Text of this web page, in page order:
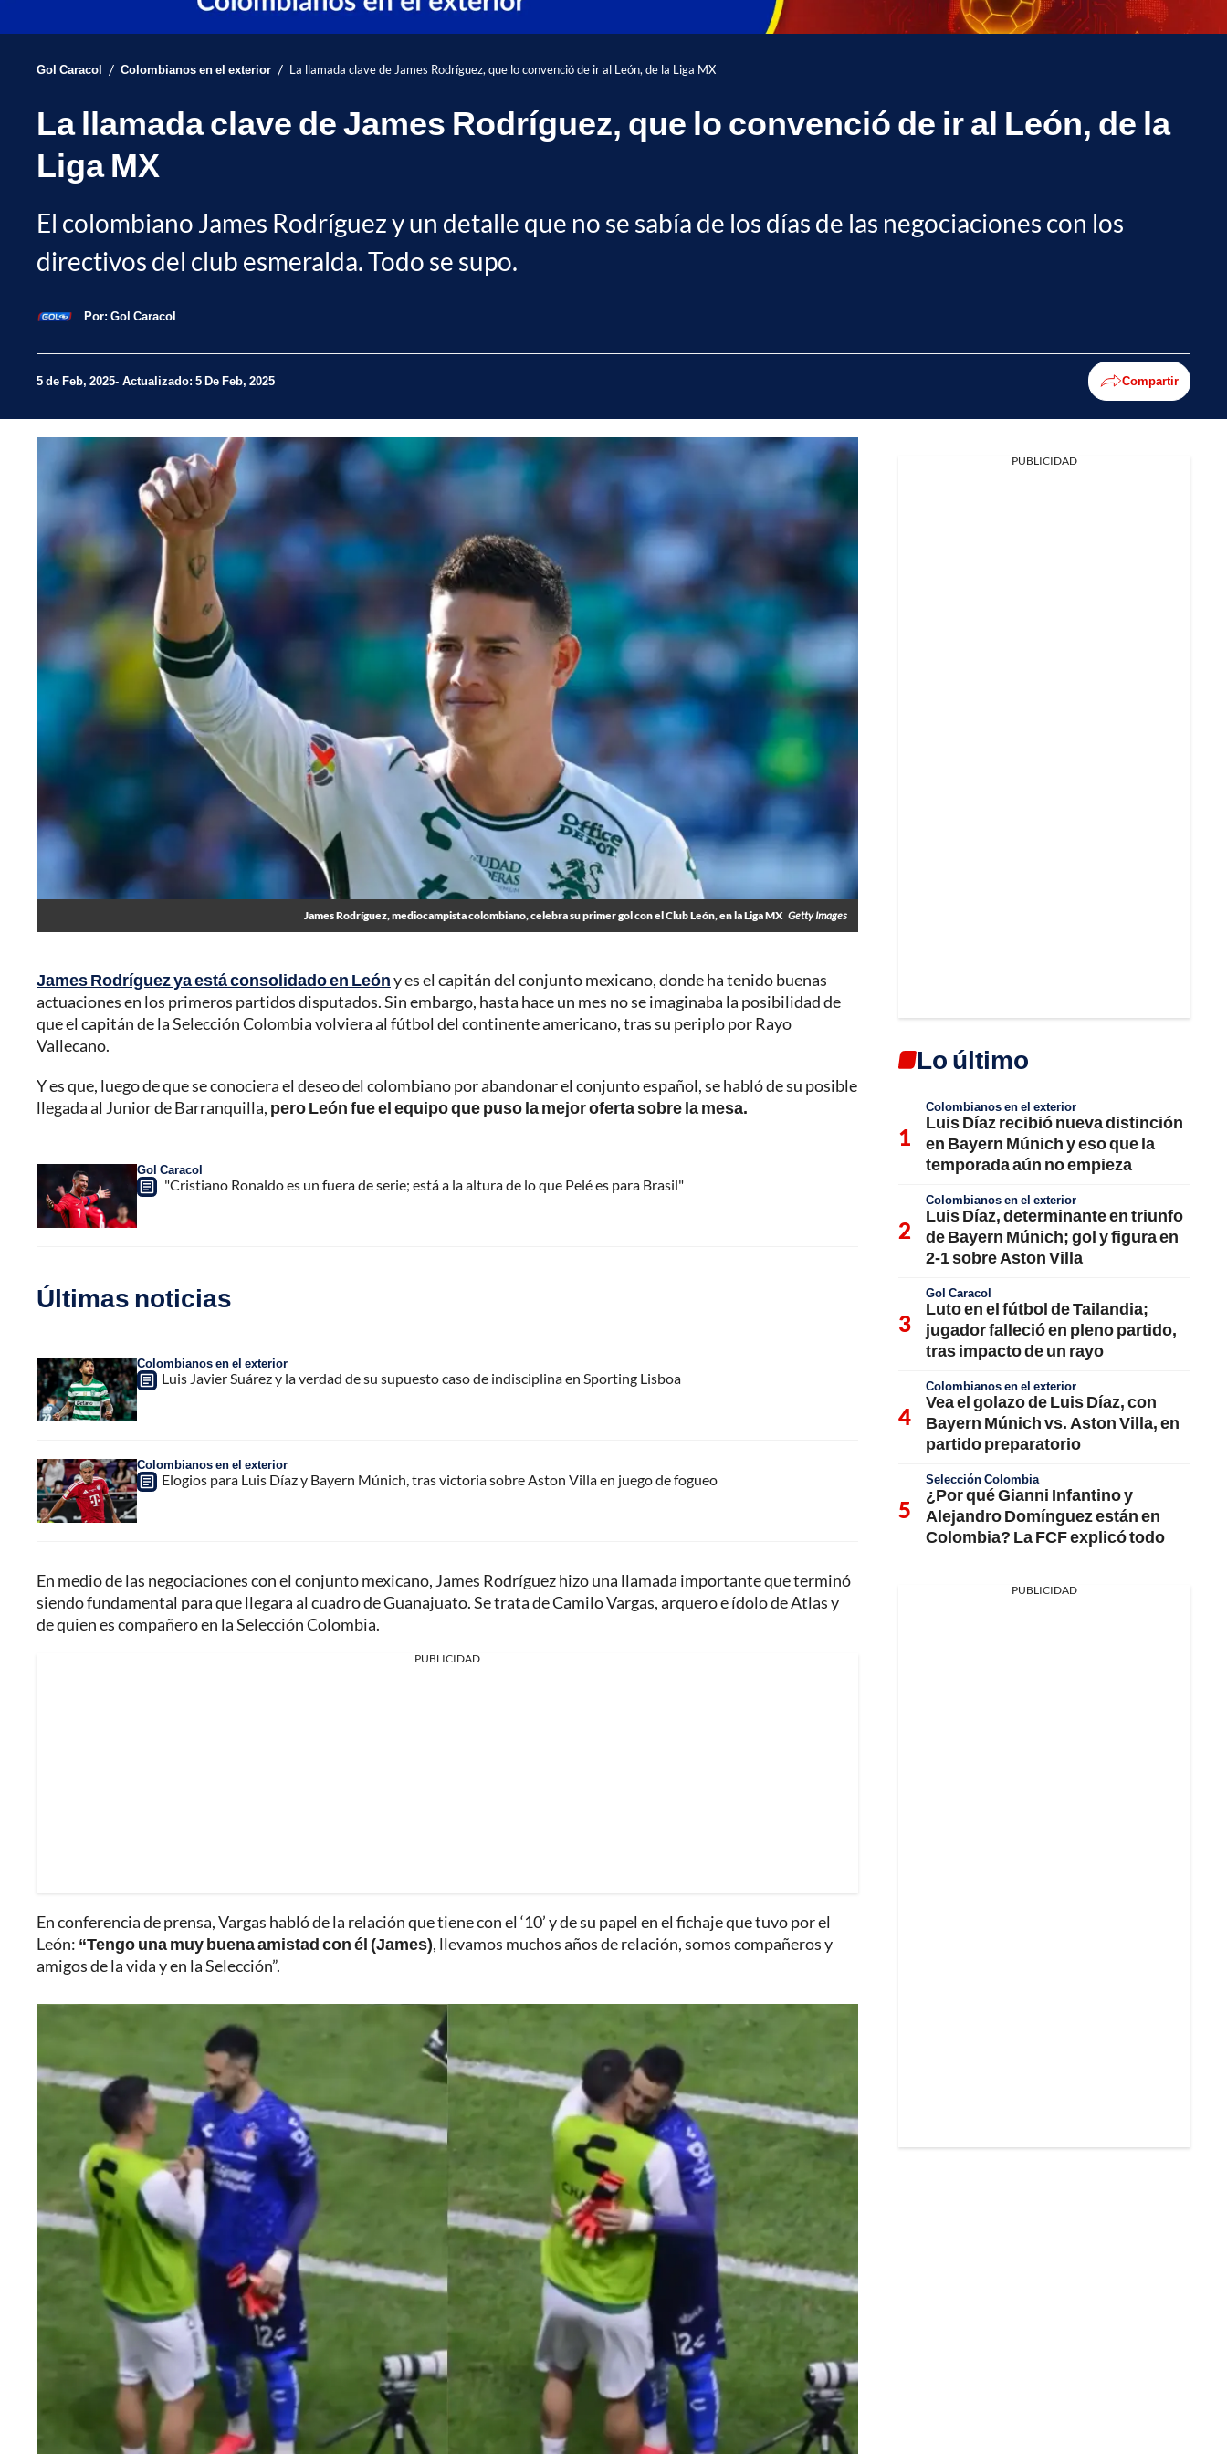
Gol Caracol / Colombianos en el exterior / La llamada clave de James Rodríguez, que lo convenció de ir al León, de la Liga MX
La llamada clave de James Rodríguez, que lo convenció de ir al León, de la
Liga MX
El colombiano James Rodríguez y un detalle que no se sabía de los días de las negociaciones con los
directivos del club esmeralda. Todo se supo.
Por: Gol Caracol
5 de Feb, 2025 Actualizado: 5 De Feb, 2025 Compartir
James Rodríguez, mediocampista colombiano, celebra su primer gol con el Club León, en la Liga MX Getty Images
James Rodríguez ya está consolidado en Leóny es el capitán del conjunto mexicano, donde ha tenido buenas
actuaciones en los primeros partidos disputados. Sin embargo, hasta hace un mes no se imaginaba la posibilidad de
que el capitán de la Selección Colombia volviera al fútbol del continente americano, tras su periplo por Rayo
Vallecano.
Y es que, luego de que se conociera el deseo del colombiano por abandonar el conjunto español, se habló de su posible
llegada al Junior de Barranquilla, pero León fue el equipo que puso la mejor oferta sobre la mesa.
Gol Caracol
"Cristiano Ronaldo es un fuera de serie; está a la altura de lo que Pelé es para Brasil"
Últimas noticias
Colombianos en el exterior
Luis Javier Suárez y la verdad de su supuesto caso de indisciplina en Sporting Lisboa
Colombianos en el exterior
Elogios para Luis Díaz y Bayern Múnich, tras victoria sobre Aston Villa en juego de fogueo
En medio de las negociaciones con el conjunto mexicano, James Rodríguez hizo una llamada importante que terminó
siendo fundamental para que llegara al cuadro de Guanajuato. Se trata de Camilo Vargas, arquero e ídolo de Atlas y
de quien es compañero en la Selección Colombia.
PUBLICIDAD
En conferencia de prensa, Vargas habló de la relación que tiene con el ‘10’ y de su papel en el fichaje que tuvo por el
León: “Tengo una muy buena amistad con él (James), llevamos muchos años de relación, somos compañeros y
amigos de la vida y en la Selección”.
PUBLICIDAD
Lo último
Colombianos en el exterior
Luis Díaz recibió nueva distinción
en Bayern Múnich y eso que la
temporada aún no empieza
Colombianos en el exterior
Luis Díaz, determinante en triunfo
de Bayern Múnich; gol y figura en
2-1 sobre Aston Villa
Gol Caracol
Luto en el fútbol de Tailandia;
jugador falleció en pleno partido,
tras impacto de un rayo
Colombianos en el exterior
Vea el golazo de Luis Díaz, con
Bayern Múnich vs. Aston Villa, en
partido preparatorio
Selección Colombia
¿Por qué Gianni Infantino y
Alejandro Domínguez están en
Colombia? La FCF explicó todo
PUBLICIDAD